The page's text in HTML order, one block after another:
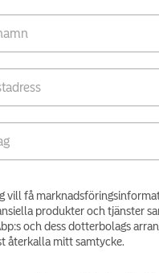
vill få
produkter och tjänster
och dess dotterbolags
återkalla mitt samtycke.